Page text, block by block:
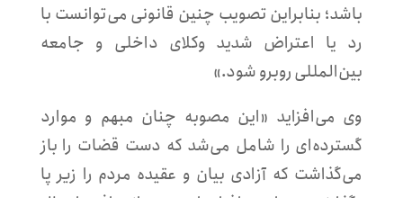
باشد؛ بنابراین تصویب چنین قانونی می‌توانست با
رد یا اعتراض شدید وکلای داخلی و جامعه
بین‌المللی روبرو شود.»
وی می‌افزاید «این مصوبه چنان مبهم و موارد
گسترده‌ای را شامل می‌شد که دست قضات را باز
می‌گذاشت که آزادی بیان و عقیده مردم را زیر پا